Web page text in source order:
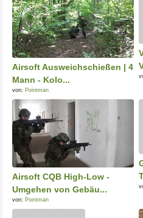
Airsoft Ausweichschießen | 4
Mann - Kolo...
von: Pointman
Airsoft CQB High-Low -
Umgehen von Gebäu...
von: Pointman